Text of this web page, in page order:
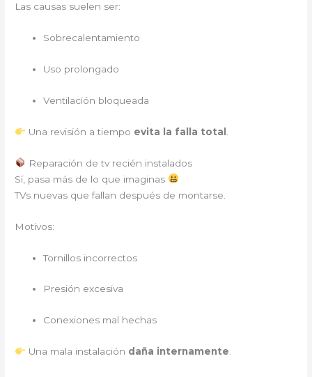
Las causas suelen ser:
Sobrecalentamiento
Uso prolongado
Ventilación bloqueada
Una revisión a tiempo evita la falla total
Reparación de tv recién instalados
Sí, pasa más de lo que imaginas
TVs nuevas que fallan después de montarse.
Motivos:
Tornillos incorrectos
Presión excesiva
Conexiones mal hechas
Una mala instalación daña internamente